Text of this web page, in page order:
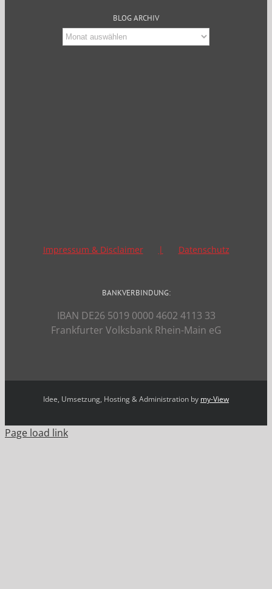
BLOG ARCHIV
Blog
Archiv
Impressum & Disclaimer Datenschutz
BANKVERBINDUNG:
IBAN DE26 5019 0000 4602 4113 33
Frankfurter Volksbank Rhein-Main eG
Idee, Umsetzung, Hosting & Administration by my-View
Page load link